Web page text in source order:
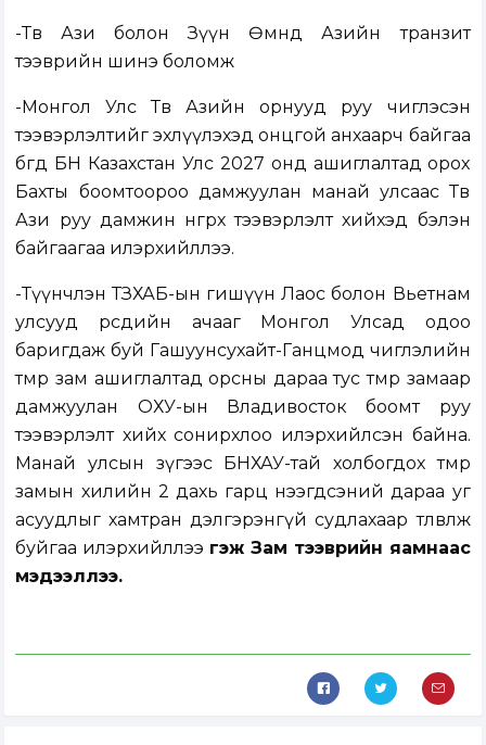
-Төв Ази болон Зүүн Өмнөд Азийн транзит
тээврийн шинэ боломж
-Монгол Улс Төв Азийн орнууд руу чиглэсэн
тээвэрлэлтийг эхлүүлэхэд онцгой анхаарч байгаа
бөгөөд БН Казахстан Улс 2027 онд ашиглалтад орох
Бахты боомтоороо дамжуулан манай улсаас Төв
Ази руу дамжин өнгөрөх тээвэрлэлт хийхэд бэлэн
байгаагаа илэрхийллээ.
-Түүнчлэн ТЗХАБ-ын гишүүн Лаос болон Вьетнам
улсууд өөрсдийн ачааг Монгол Улсад одоо
баригдаж буй Гашуунсухайт-Ганцмод чиглэлийн
төмөр зам ашиглалтад орсны дараа тус төмөр замаар
дамжуулан ОХУ-ын Владивосток боомт руу
тээвэрлэлт хийх сонирхлоо илэрхийлсэн байна.
Манай улсын зүгээс БНХАУ-тай холбогдох төмөр
замын хилийн 2 дахь гарц нээгдсэний дараа уг
асуудлыг хамтран дэлгэрэнгүй судлахаар төлөвлөж
буйгаа илэрхийллээ гэж Зам тээврийн яамнаас
мэдээллээ.